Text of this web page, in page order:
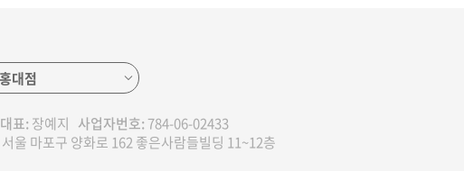
대표: 장예지 사업자번호: 784-06-02433
서울 마포구 양화로 162 좋은사람들빌딩 11~12층